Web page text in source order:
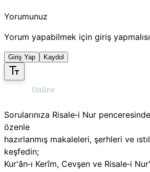
Yorumunuz
Yorum yapabilmek için giriş
Giriş Yap Kaydol
Sorularınıza Risale‑i Nur
özenle
hazırlanmış makaleleri, şerhleri ve
keşfedin;
Kur'ân‑ı Kerîm, Cevşen ve Risale‑i